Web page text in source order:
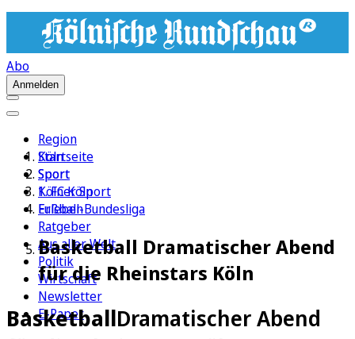
Abo
Anmelden
Region
Köln
Sport
1. FC Köln
Erleben
Ratgeber
Aus aller Welt
Politik
Wirtschaft
Newsletter
E-Paper
Startseite
Sport
Kölner Sport
Fußball-Bundesliga
Basketball Dramatischer Abend
für die Rheinstars Köln
BasketballDramatischer Abend